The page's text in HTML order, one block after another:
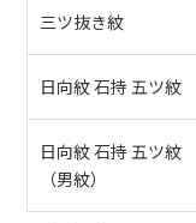
三ツ抜き紋
日向紋 石持 五ツ紋
日向紋 石持 五ツ紋
（男紋）